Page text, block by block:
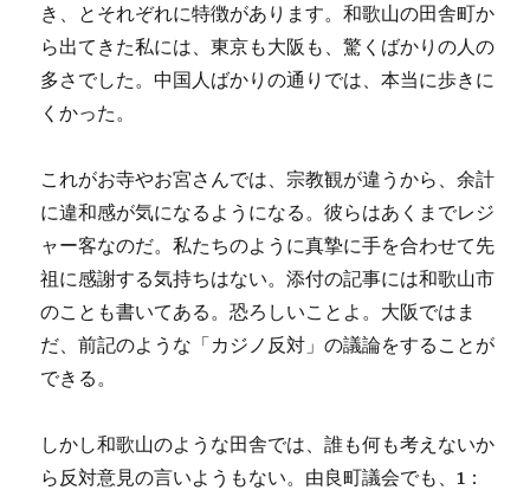
き、とそれぞれに特徴があります。和歌山の田舎町か
ら出てきた私には、東京も大阪も、驚くばかりの人の
多さでした。中国人ばかりの通りでは、本当に歩きに
くかった。
これがお寺やお宮さんでは、宗教観が違うから、余計
に違和感が気になるようになる。彼らはあくまでレジ
ャー客なのだ。私たちのように真摯に手を合わせて先
祖に感謝する気持ちはない。添付の記事には和歌山市
のことも書いてある。恐ろしいことよ。大阪ではま
だ、前記のような「カジノ反対」の議論をすることが
できる。
しかし和歌山のような田舎では、誰も何も考えないか
ら反対意見の言いようもない。由良町議会でも、1：